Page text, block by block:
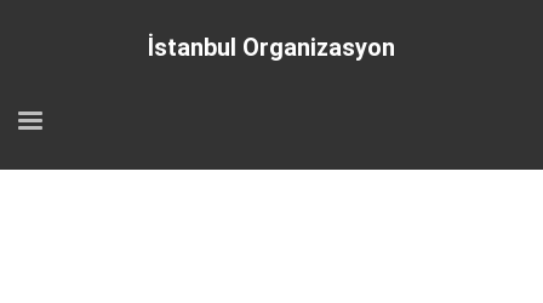
İstanbul Organizasyon